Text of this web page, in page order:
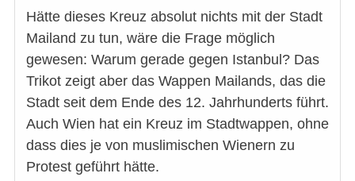
Hätte dieses Kreuz absolut nichts mit der Stadt
Mailand zu tun, wäre die Frage möglich
gewesen: Warum gerade gegen Istanbul? Das
Trikot zeigt aber das Wappen Mailands, das die
Stadt seit dem Ende des 12. Jahrhunderts führt.
Auch Wien hat ein Kreuz im Stadtwappen, ohne
dass dies je von muslimischen Wienern zu
Protest geführt hätte.